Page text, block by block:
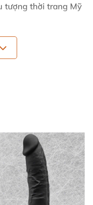
tượng thời trang Mỹ
trọng
đường cong S-line
, thoáng khí, bền
, phù hợp mọi vóc